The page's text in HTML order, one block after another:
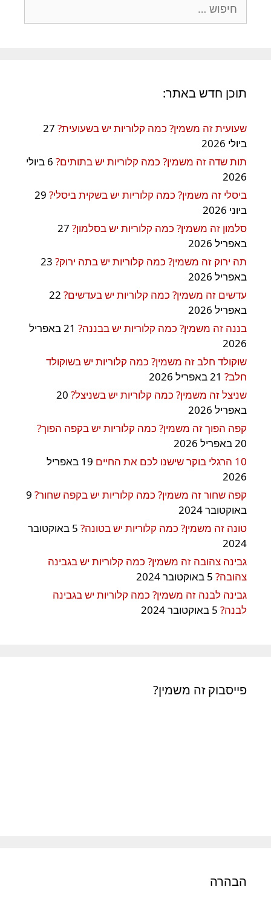
תוכן חדש באתר:
שעועית זה משמין? כמה קלוריות יש בשעועית? 27
ביולי 2026
תות שדה זה משמין? כמה קלוריות יש בתותים?
6 ביולי
2026
ביסלי זה משמין? כמה קלוריות יש בשקית ביסלי? 29
ביוני 2026
סלמון זה משמין? כמה קלוריות יש בסלמון? 27
באפריל 2026
תה ירוק זה משמין? כמה קלוריות יש בתה ירוק? 23
באפריל 2026
עדשים זה משמין? כמה קלוריות יש בעדשים? 22
באפריל 2026
בננה זה משמין? כמה קלוריות יש בבננה?
21 באפריל
2026
שוקולד חלב זה משמין? כמה קלוריות יש בשוקולד
חלב? 21 באפריל 2026
שניצל זה משמין? כמה קלוריות יש בשניצל? 20
באפריל 2026
קפה הפוך זה משמין? כמה קלוריות יש בקפה הפוך?
20 באפריל 2026
10 הרגלי בוקר שישנו לכם את החיים
19 באפריל
2026
קפה שחור זה משמין? כמה קלוריות יש בקפה שחור? 9
באוקטובר 2024
טונה זה משמין? כמה קלוריות יש בטונה?
5 באוקטובר
2024
גבינה צהובה זה משמין? כמה קלוריות יש בגבינה
צהובה? 5 באוקטובר 2024
גבינה לבנה זה משמין? כמה קלוריות יש בגבינה
לבנה? 5 באוקטובר 2024
פייסבוק זה משמין?
הבהרה